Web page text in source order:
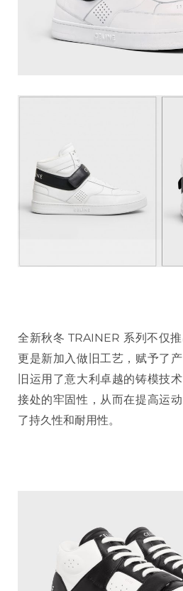
全新秋冬 TRAINER 系列不仅
更是新加入做旧工艺，赋予了
旧运用了意大利卓越的铸模技
接处的牢固性，从而在提高运
了持久性和耐用性。